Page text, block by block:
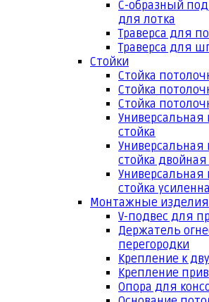
С-образный
для лотка
Траверса для
Траверса для
Стойки
Стойка
Стойка
Стойка
Универсальная
стойка
Универсальная
стойка
Универсальная
стойка
Монтажные изделия
V-подвес для
Держатель
перегородки
Крепление к
Крепление
Опора для